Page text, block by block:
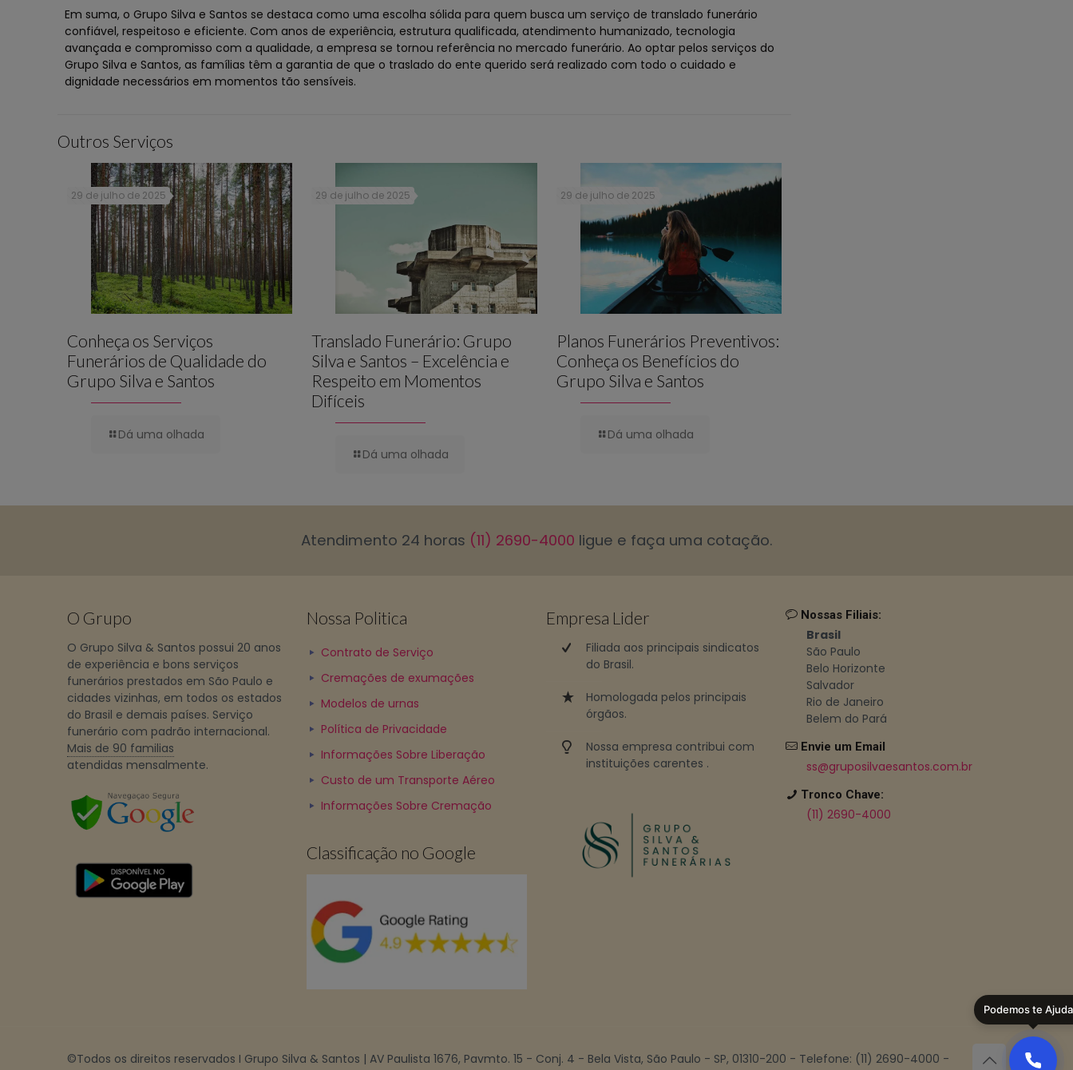
Em suma, o Grupo Silva e Santos se destaca como uma escolha sólida para quem busca um serviço de translado funerário
confiável, respeitoso e eficiente. Com anos de experiência, estrutura qualificada, atendimento humanizado, tecnologia
avançada e compromisso com a qualidade, a empresa se tornou referência no mercado funerário. Ao optar pelos serviços do
Grupo Silva e Santos, as famílias têm a garantia de que o traslado do ente querido será realizado com todo o cuidado e
dignidade necessários em momentos tão sensíveis.
Outros Serviços
29 de julho de 2025
Conheça os Serviços
Funerários de Qualidade do
Grupo Silva e Santos
Dá uma olhada
29 de julho de 2025
Translado Funerário: Grupo
Silva e Santos – Excelência e
Respeito em Momentos
Difíceis
Dá uma olhada
29 de julho de 2025
Planos Funerários Preventivos:
Conheça os Benefícios do
Grupo Silva e Santos
Dá uma olhada
Atendimento 24 horas (11) 2690-4000 ligue e faça uma cotação.
O Grupo
O Grupo Silva & Santos possui 20 anos
de experiência e bons serviços
funerários prestados em São Paulo e
cidades vizinhas, em todos os estados
do Brasil e demais países. Serviço
funerário com padrão internacional.
Mais de 90 familias
atendidas mensalmente.
Nossa Politica
Contrato de Serviço
Cremações de exumações
Modelos de urnas
Política de Privacidade
Informações Sobre Liberação
Custo de um Transporte Aéreo
Informações Sobre Cremação
Classificação no Google
Empresa Lider
Filiada aos principais sindicatos
do Brasil.
Homologada pelos principais
órgãos.
Nossa empresa contribui com
instituições carentes .
Nossas Filiais:
Brasil
São Paulo
Belo Horizonte
Salvador
Rio de Janeiro
Belem do Pará
Envie um Email
ss@gruposilvaesantos.com.br
Tronco Chave:
(11) 2690-4000
©Todos os direitos reservados I Grupo Silva & Santos | AV Paulista 1676, Pavmto. 15 - Conj. 4 - Bela Vista, São Paulo - SP, 01310-200 - Telefone: (11) 2690-4000 -
Podemos te